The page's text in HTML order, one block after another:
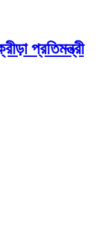
প্রতিমন্ত্রী